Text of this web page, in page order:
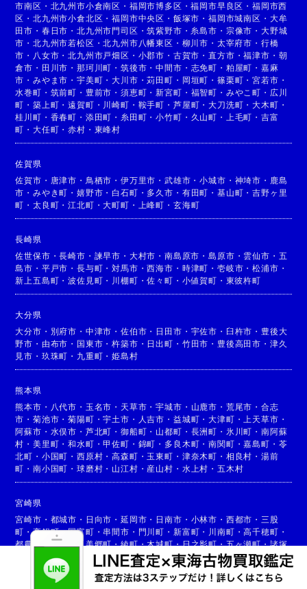
市南区 ・ 北九州市小倉南区 ・ 福岡市博多区 ・福岡市早良区 ・福岡市西
区 ・北九州市小倉北区 ・福岡市中央区 ・ 飯塚市 ・福岡市城南区 ・ 大牟
田市 ・ 春日市 ・北九州市門司区 ・筑紫野市 ・ 糸島市 ・ 宗像市 ・ 大野城
市 ・北九州市若松区 ・北九州市八幡東区 ・ 柳川市 ・ 太宰府市 ・ 行橋
市 ・ 八女市 ・北九州市戸畑区 ・ 小郡市 ・ 古賀市 ・直方市 ・福津市 ・ 朝
倉市 ・ 田川市 ・那珂川町 ・筑後市 ・中間市 ・ 志免町 ・ 粕屋町 ・ 嘉麻
市 ・みやま市 ・宇美町 ・大川市 ・苅田町 ・ 岡垣町 ・ 篠栗町 ・宮若市 ・
水巻町 ・ 筑前町 ・ 豊前市 ・須恵町 ・新宮町 ・ 福智町 ・ みやこ町 ・ 広川
町 ・築上町 ・遠賀町 ・ 川崎町 ・ 鞍手町 ・ 芦屋町 ・大刀洗町 ・大木町 ・
桂川町 ・ 香春町 ・ 添田町 ・ 糸田町 ・小竹町 ・ 久山町 ・ 上毛町 ・ 吉富
町 ・大任町 ・赤村 ・ 東峰村
佐賀県
佐賀市 ・ 唐津市 ・ 鳥栖市 ・伊万里市 ・武雄市 ・小城市 ・ 神埼市 ・ 鹿島
市 ・みやき町 ・嬉野市 ・ 白石町 ・ 多久市 ・ 有田町 ・ 基山町 ・吉野ヶ里
町 ・太良町 ・江北町 ・大町町 ・ 上峰町 ・ 玄海町
長崎県
佐世保市 ・長崎市 ・ 諫早市 ・ 大村市 ・南島原市 ・島原市 ・ 雲仙市 ・ 五
島市 ・ 平戸市 ・長与町 ・対馬市 ・西海市 ・ 時津町 ・ 壱岐市 ・松浦市 ・
新上五島町 ・波佐見町 ・ 川棚町 ・佐々町 ・ 小値賀町 ・ 東彼杵町
大分県
大分市 ・ 別府市 ・ 中津市 ・佐伯市 ・ 日田市 ・ 宇佐市 ・ 臼杵市 ・ 豊後大
野市 ・ 由布市 ・ 国東市 ・杵築市 ・ 日出町 ・ 竹田市 ・ 豊後高田市 ・ 津久
見市 ・ 玖珠町 ・ 九重町 ・姫島村
熊本県
熊本市 ・ 八代市 ・ 玉名市 ・ 天草市 ・宇城市 ・ 山鹿市 ・ 荒尾市 ・ 合志
市 ・菊池市 ・菊陽町 ・宇土市 ・ 人吉市 ・ 益城町 ・大津町 ・ 上天草市 ・
阿蘇市 ・ 水俣市 ・ 芦北町 ・御船町 ・ 山都町 ・ 長洲町 ・ 氷川町 ・ 南阿蘇
村 ・美里町 ・和水町 ・甲佐町 ・ 錦町 ・ 多良木町 ・南関町 ・嘉島町 ・ 苓
北町 ・ 小国町 ・西原村 ・高森町 ・ 玉東町 ・ 津奈木町 ・ 相良村 ・ 湯前
町 ・南小国町 ・球磨村 ・ 山江村 ・ 産山村 ・ 水上村 ・ 五木村
宮崎県
宮崎市 ・ 都城市 ・ 日向市 ・延岡市 ・ 日南市 ・ 小林市 ・ 西都市 ・ 三股
町 ・高鍋町・国富町 ・ 串間市 ・ 門川町 ・ 新富町 ・ 川南町 ・高千穂町 ・
都農町
高原町 ・美郷町・綾町・木城町・日之影町・五ヶ瀬町・諸塚
椎葉村・ 西米良村